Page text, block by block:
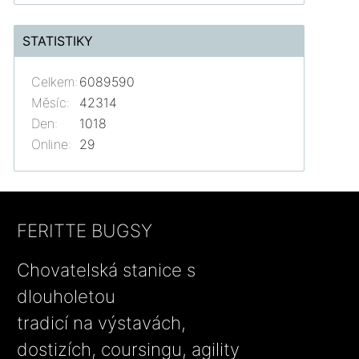
STATISTIKY
Online: 29
Celkem: 6089590
Měsíc:
42314
Den:
1018
FERITTE BUGSY
Chovatelská stanice s
dlouholetou
tradicí na výstavách,
dostizích, coursingu, agility